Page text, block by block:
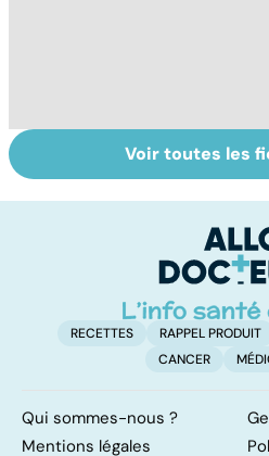
Douleur : vers
une meilleure
Voir toutes les
RECETTES RAPPEL PRODUIT
CANCER
Qui sommes-nous ?
Mentions légales